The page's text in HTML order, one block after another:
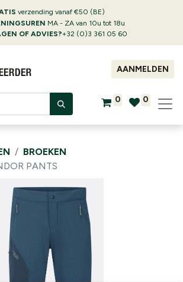
verzending vanaf €50 (BE)
MA - ZA van 10u tot 18u
OF ADVIES?+32 (0)3 361 05 60
AANMELDEN
0 0
BROEKEN
PANTS